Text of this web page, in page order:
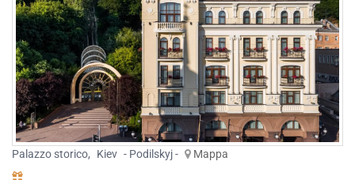
Palazzo storico, Kiev - Podilskyj - Mappa